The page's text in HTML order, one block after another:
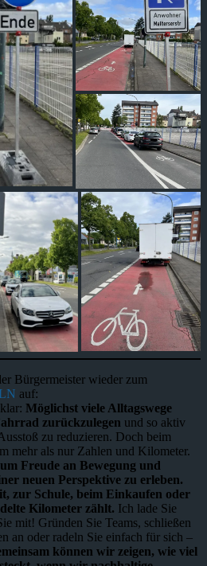
Bürgermeister wieder zum
auf:
Möglichst viele Alltagswege
zurückzulegen und so aktiv
zu reduzieren. Doch beim
mehr als nur Zahlen und Kilometer.
Freude an Bewegung und
neuen Perspektive zu erleben.
zur Schule, beim Einkaufen oder
Kilometer zählt. Ich lade Sie
mit! Gründen Sie Teams, schließen
an oder radeln Sie einfach für sich –
können wir zeigen, wie viel